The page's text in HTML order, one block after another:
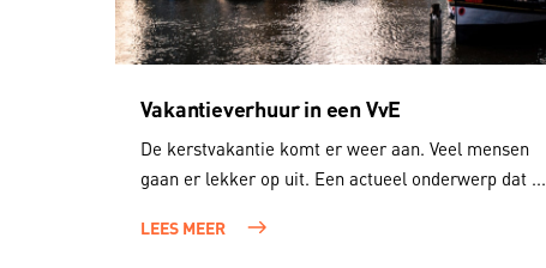
Vakantieverhuur in een VvE
De kerstvakantie komt er weer aan. Veel mensen
gaan er lekker op uit. Een actueel onderwerp dat ...
LEES MEER